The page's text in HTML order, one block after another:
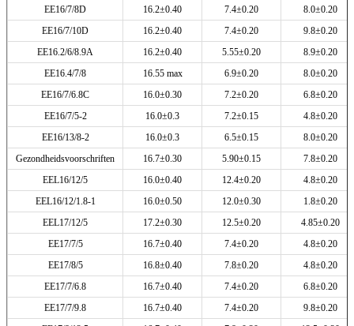
EE16/7/8D
16.2±0.40 7.4±0.20
8.0±0.20
EE16/7/10D
16.2±0.40 7.4±0.20
9.8±0.20
EE16.2/6/8.9A
16.2±0.40 5.55±0.20
8.9±0.20
EE16.4/7/8
16.55 max 6.9±0.20
8.0±0.20
EE16/7/6.8C
16.0±0.30 7.2±0.20
6.8±0.20
EE16/7/5-2
16.0±0.3 7.2±0.15
4.8±0.20
EE16/13/8-2
16.0±0.3 6.5±0.15
8.0±0.20
Gezondheidsvoorschriften
16.7±0.30 5.90±0.15
7.8±0.20
EEL16/12/5
16.0±0.40 12.4±0.20
4.8±0.20
EEL16/12/1.8-1
16.0±0.50 12.0±0.30
1.8±0.20
EEL17/12/5
17.2±0.30 12.5±0.20
4.85±0.20
EE17/7/5
16.7±0.40 7.4±0.20
4.8±0.20
EE17/8/5
16.8±0.40 7.8±0.20
4.8±0.20
EE17/7/6.8
16.7±0.40 7.4±0.20
6.8±0.20
EE17/7/9.8
16.7±0.40 7.4±0.20
9.8±0.20